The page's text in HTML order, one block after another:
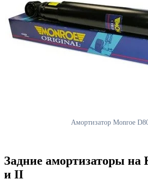
Амортизатор Monroe
Задние амортизаторы на
и II